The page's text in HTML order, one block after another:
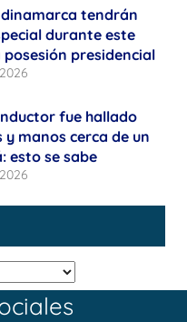
tendrán
durante este
presidencial
fue hallado
manos cerca de un
esto se sabe